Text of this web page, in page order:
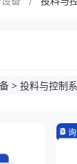
> 投料与控制